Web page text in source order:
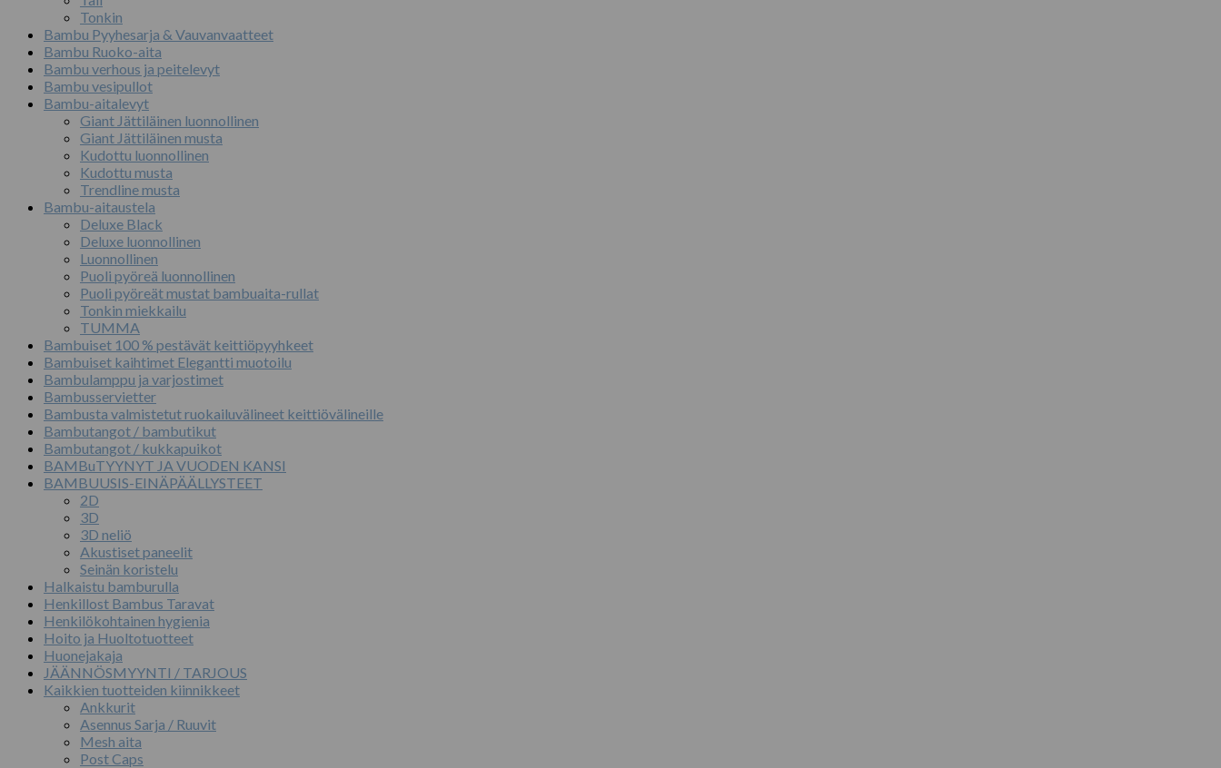
Tonkin
Bambu Pyyhesarja & Vauvanvaatteet
Bambu Ruoko-aita
Bambu verhous ja peitelevyt
Bambu vesipullot
Bambu-aitalevyt
Giant Jättiläinen luonnollinen
Giant Jättiläinen musta
Kudottu luonnollinen
Kudottu musta
Trendline musta
Bambu-aitaustela
Deluxe Black
Deluxe luonnollinen
Luonnollinen
Puoli pyöreä luonnollinen
Puoli pyöreät mustat bambuaita-rullat
Tonkin miekkailu
TUMMA
Bambuiset 100 % pestävät keittiöpyyhkeet
Bambuiset kaihtimet Elegantti muotoilu
Bambulamppu ja varjostimet
Bambusservietter
Bambusta valmistetut ruokailuvälineet keittiövälineille
Bambutangot / bambutikut
Bambutangot / kukkapuikot
BAMBuTYYNYT JA VUODEN KANSI
BAMBUUSIS-EINÄPÄÄLLYSTEET
2D
3D
3D neliö
Akustiset paneelit
Seinän koristelu
Halkaistu bamburulla
Henkillost Bambus Taravat
Henkilökohtainen hygienia
Hoito ja Huoltotuotteet
Huonejakaja
JÄÄNNÖSMYYNTI / TARJOUS
Kaikkien tuotteiden kiinnikkeet
Ankkurit
Asennus Sarja / Ruuvit
Mesh aita
Post Caps